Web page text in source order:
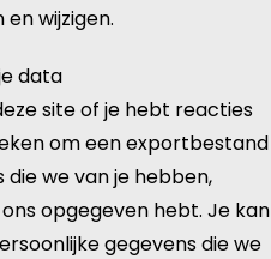
wijzigen.
data
site of je hebt reacties
om een exportbestand
we van je hebben,
opgegeven hebt. Je kan
gegevens die we